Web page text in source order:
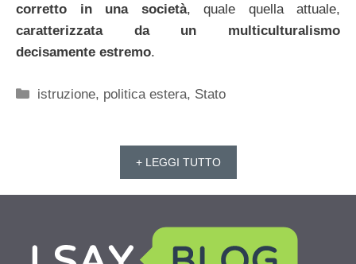
corretto in una società, quale quella attuale,
caratterizzata da un multiculturalismo
decisamente estremo.
Categorie
istruzione, politica estera, Stato
+ LEGGI TUTTO